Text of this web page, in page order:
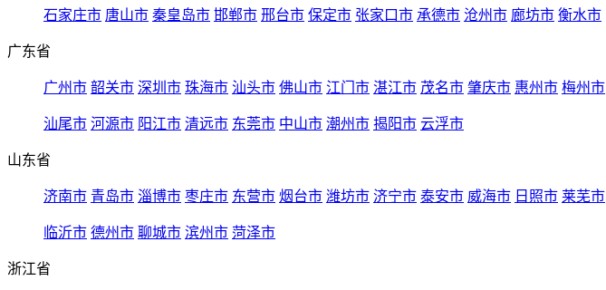
石家庄市 唐山市 秦皇岛市 邯郸市 邢台市 保定市 张家口市 承德市 沧州市 廊坊市 衡水市
广东省
广州市 韶关市 深圳市 珠海市 汕头市 佛山市 江门市 湛江市 茂名市 肇庆市 惠州市 梅州市
汕尾市 河源市 阳江市 清远市 东莞市 中山市 潮州市 揭阳市 云浮市
山东省
济南市 青岛市 淄博市 枣庄市 东营市 烟台市 潍坊市 济宁市 泰安市 威海市 日照市 莱芜市
临沂市 德州市 聊城市 滨州市 菏泽市
浙江省